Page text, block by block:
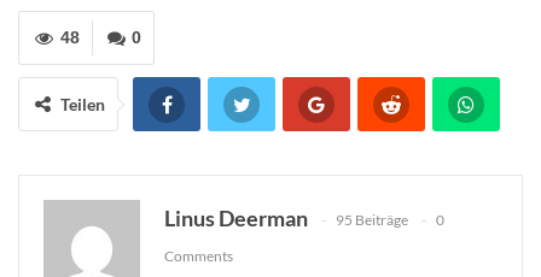
0
48
Teilen
Linus Deerman 95 Beiträge
0
Comments